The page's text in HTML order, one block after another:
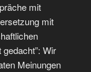
mit
mit
Wir
Meinungen